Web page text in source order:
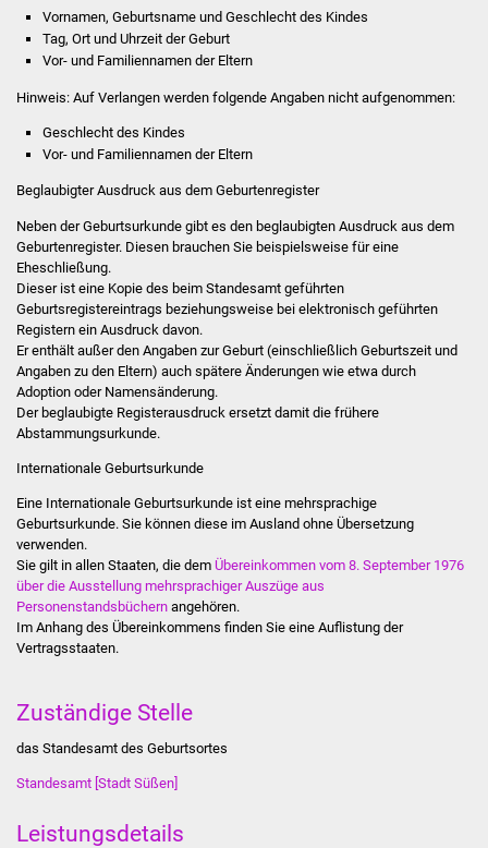
Ortsrecht
Wahlen
Stadtinfo
Jubiläumsjahr 2021
Partnerstädte
Sanierung Hallenbad
Vornamen, Geburtsname und Geschlecht des Kindes
Tag, Ort und Uhrzeit der Geburt
Vor- und Familiennamen der Eltern
Hinweis: Auf Verlangen werden folgende Angaben nicht aufgenommen:
Geschlecht des Kindes
Vor- und Familiennamen der Eltern
Beglaubigter Ausdruck aus dem Geburtenregister
Neben der Geburtsurkunde gibt es den beglaubigten Ausdruck aus dem
Geburtenregister. Diesen brauchen Sie beispielsweise für eine
Eheschließung.
Dieser ist eine Kopie des beim Standesamt geführten
Geburtsregistereintrags beziehungsweise bei elektronisch geführten
Registern ein Ausdruck davon.
Er enthält außer den Angaben zur Geburt (einschließlich Geburtszeit und
Angaben zu den Eltern) auch spätere Änderungen wie etwa durch
Adoption oder Namensänderung.
Der beglaubigte Registerausdruck ersetzt damit die frühere
Abstammungsurkunde.
Internationale Geburtsurkunde
Eine Internationale Geburtsurkunde ist eine mehrsprachige
Geburtsurkunde. Sie können diese im Ausland ohne Übersetzung
verwenden.
Sie gilt in allen Staaten, die dem Übereinkommen vom 8. September 1976
über die Ausstellung mehrsprachiger Auszüge aus
Personenstandsbüchernangehören.
Im Anhang des Übereinkommens finden Sie eine Auflistung der
Vertragsstaaten.
Zuständige Stelle
das Standesamt des Geburtsortes
Standesamt [Stadt Süßen]
Leistungsdetails